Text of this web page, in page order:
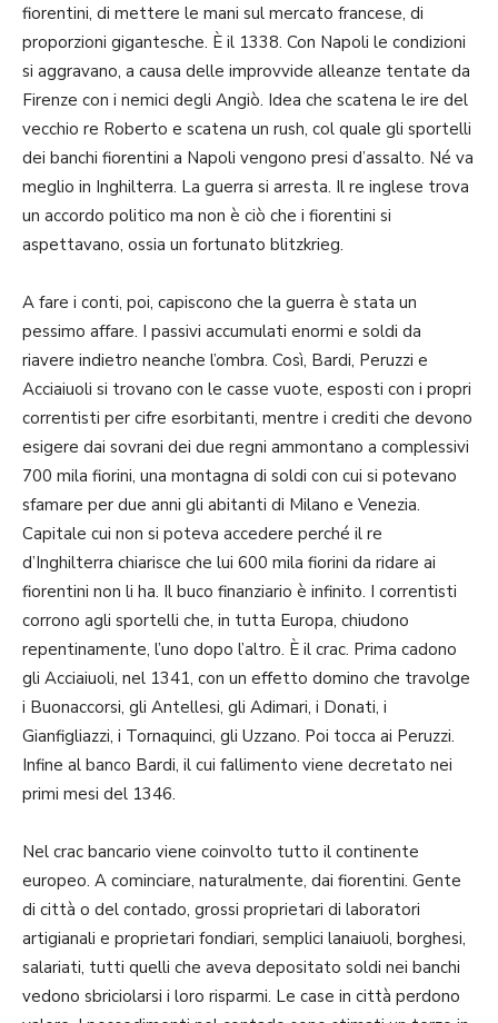
fiorentini, di mettere le mani sul mercato francese, di
proporzioni gigantesche. È il 1338. Con Napoli le condizioni
si aggravano, a causa delle improvvide alleanze tentate da
Firenze con i nemici degli Angiò. Idea che scatena le ire del
vecchio re Roberto e scatena un rush, col quale gli sportelli
dei banchi fiorentini a Napoli vengono presi d’assalto. Né va
meglio in Inghilterra. La guerra si arresta. Il re inglese trova
un accordo politico ma non è ciò che i fiorentini si
aspettavano, ossia un fortunato blitzkrieg.
A fare i conti, poi, capiscono che la guerra è stata un
pessimo affare. I passivi accumulati enormi e soldi da
riavere indietro neanche l’ombra. Così, Bardi, Peruzzi e
Acciaiuoli si trovano con le casse vuote, esposti con i propri
correntisti per cifre esorbitanti, mentre i crediti che devono
esigere dai sovrani dei due regni ammontano a complessivi
700 mila fiorini, una montagna di soldi con cui si potevano
sfamare per due anni gli abitanti di Milano e Venezia.
Capitale cui non si poteva accedere perché il re
d’Inghilterra chiarisce che lui 600 mila fiorini da ridare ai
fiorentini non li ha. Il buco finanziario è infinito. I correntisti
corrono agli sportelli che, in tutta Europa, chiudono
repentinamente, l’uno dopo l’altro. È il crac. Prima cadono
gli Acciaiuoli, nel 1341, con un effetto domino che travolge
i Buonaccorsi, gli Antellesi, gli Adimari, i Donati, i
Gianfigliazzi, i Tornaquinci, gli Uzzano. Poi tocca ai Peruzzi.
Infine al banco Bardi, il cui fallimento viene decretato nei
primi mesi del 1346.
Nel crac bancario viene coinvolto tutto il continente
europeo. A cominciare, naturalmente, dai fiorentini. Gente
di città o del contado, grossi proprietari di laboratori
artigianali e proprietari fondiari, semplici lanaiuoli, borghesi,
salariati, tutti quelli che aveva depositato soldi nei banchi
vedono sbriciolarsi i loro risparmi. Le case in città perdono